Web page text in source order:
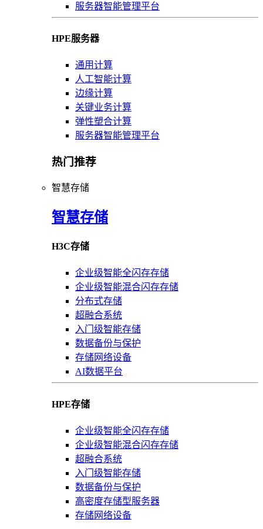
服务器智能管理平台
HPE服务器
通用计算
人工智能计算
边缘计算
关键业务计算
弹性塑合计算
服务器智能管理平台
热门推荐
智慧存储
智慧存储
H3C存储
企业级智能全闪存存储
企业级智能混合闪存存储
分布式存储
超融合系统
入门级智能存储
数据备份与保护
存储网络设备
AI数据平台
HPE存储
企业级智能全闪存存储
企业级智能混合闪存存储
超融合系统
入门级智能存储
数据备份与保护
高密度存储型服务器
存储网络设备